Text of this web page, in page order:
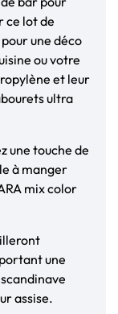
ce lot de
pour une déco
ou votre
et leur
ultra
une touche de
à manger
mix color
une
assise.